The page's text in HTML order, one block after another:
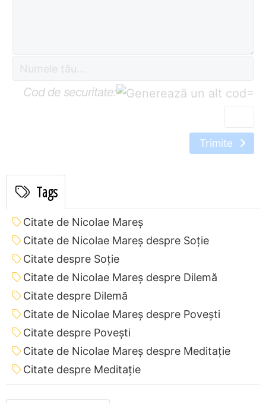
Cod de securitate: =
Trimite
Tags
Citate de Nicolae Mareș
Citate de Nicolae Mareș despre Soție
Citate despre Soție
Citate de Nicolae Mareș despre Dilemă
Citate despre Dilemă
Citate de Nicolae Mareș despre Povești
Citate despre Povești
Citate de Nicolae Mareș despre Meditație
Citate despre Meditație